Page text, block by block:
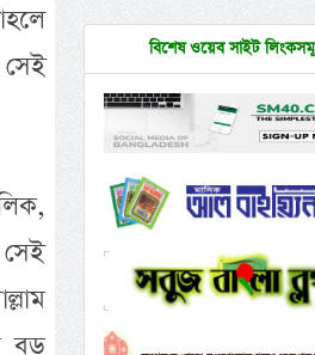
বড়
বিশেষ ওয়েব সাইট